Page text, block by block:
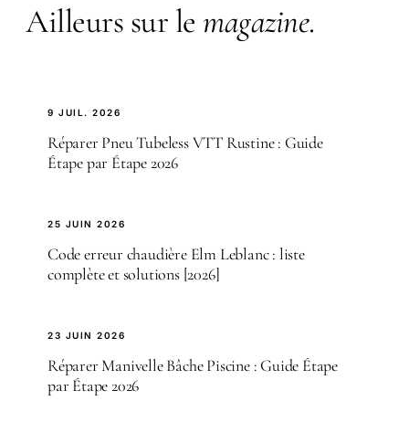
Ailleurs sur le magazine.
9 JUIL. 2026
Réparer Pneu Tubeless VTT Rustine : Guide
Étape par Étape 2026
25 JUIN 2026
Code erreur chaudière Elm Leblanc : liste
complète et solutions [2026]
23 JUIN 2026
Réparer Manivelle Bâche Piscine : Guide Étape
par Étape 2026